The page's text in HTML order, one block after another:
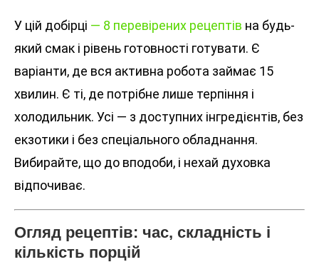
У цій добірці — 8 перевірених рецептів на будь-
який смак і рівень готовності готувати. Є
варіанти, де вся активна робота займає 15
хвилин. Є ті, де потрібне лише терпіння і
холодильник. Усі — з доступних інгредієнтів, без
екзотики і без спеціального обладнання.
Вибирайте, що до вподоби, і нехай духовка
відпочиває.
Огляд рецептів: час, складність і
кількість порцій